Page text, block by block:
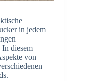
in jedem
diesem
von